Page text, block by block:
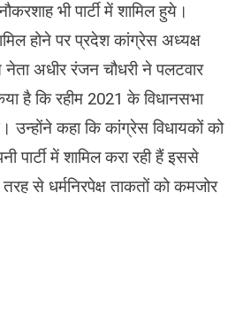
भी पार्टी में शामिल हुये।
होने पर प्रदेश कांग्रेस अध्यक्ष
अधीर रंजन चौधरी ने पलटवार
है कि रहीम 2021 के विधानसभा
कहा कि कांग्रेस विधायकों को
पार्टी में शामिल करा रही हैं इससे
से धर्मनिरपेक्ष ताकतों को कमजोर